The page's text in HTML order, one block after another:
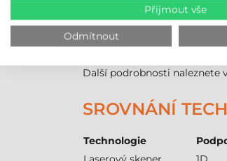
Max. čtecí vzdálenost
Uživatelské prostředí
Provedení
Další podrobnosti naleznete
SROVNÁNÍ
Technologie
Přijmout vše
Odmítnout